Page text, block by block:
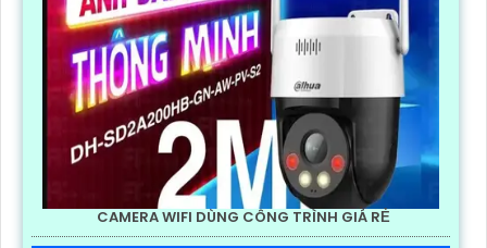
CAMERA WIFI DÙNG CÔNG TRÌNH GIÁ RẺ